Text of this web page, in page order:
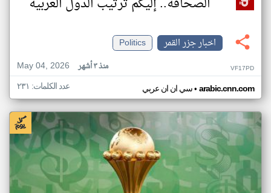
اخبار جزر القمر
Politics
May 04, 2026
منذ ٣ أشهر VF17PD
سي ان ان عربي• arabic.cnn.com عدد الكلمات: ٢٣١